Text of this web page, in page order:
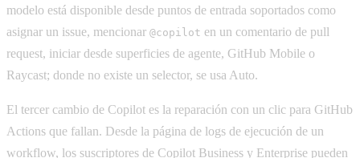
modelo está disponible desde puntos de entrada soportados como
asignar un issue, mencionar @copilot en un comentario de pull
request, iniciar desde superficies de agente, GitHub Mobile o
Raycast; donde no existe un selector, se usa Auto.
El tercer cambio de Copilot es la reparación con un clic para GitHub
Actions que fallan. Desde la página de logs de ejecución de un
workflow, los suscriptores de Copilot Business y Enterprise pueden